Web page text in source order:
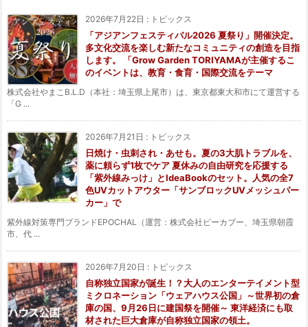
2026年7月22日 : トピックス
「アジアンフェスティバル2026 夏祭り」開催決定。
多文化交流を楽しむ新たなコミュニティの創造を目指
します。 「Grow Garden TORIYAMAが主催するこ
のイベントは、教育・食育・国際交流をテーマ
株式会社やまこB.L.D（本社：埼玉県上尾市）は、東京都東大和市にて運営する
「G ...
2026年7月21日 : トピックス
日焼け・虫刺され・あせも。夏の3大肌トラブルを、
薬に頼らず1枚でケア 夏休みの自由研究を応援する
「紫外線みっけ」とIdeaBookのセット。人気の全7
色UVカットアウター「サンブロックUVメッシュパー
カー」で
紫外線対策専門ブランドEPOCHAL（運営：株式会社ピーカブー、埼玉県朝霞
市、代 ...
2026年7月20日 : トピックス
自称独立国家が誕生！？大人のエンターテイメント型
ミクロネーション「ウェアハウス公国」～世界初の倉
庫の国、9月26日に建国祭を開催～ 東洋経済にも取
材された巨大倉庫が自称独立国家の領土。